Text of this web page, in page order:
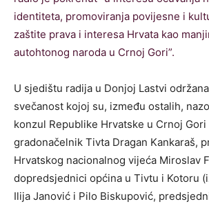
identiteta, promoviranja povijesne i
zaštite prava i interesa Hrvata kao
autohtonog naroda u Crnoj Gori”.
U sjedištu radija u Donjoj Lastvi
svečanost kojoj su, između ostalih,
konzul Republike Hrvatske u Crnoj Gori
gradonačelnik Tivta Dragan Kankaraš,
Hrvatskog nacionalnog vijeća Miroslav
dopredsjednici općina u Tivtu i Kotoru
Ilija Janović i Pilo Biskupović,